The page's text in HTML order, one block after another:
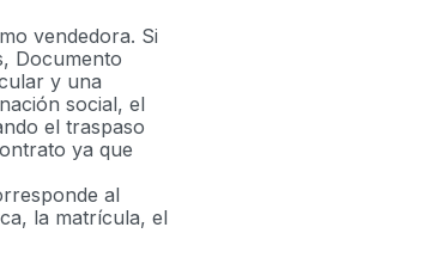
vendedora. Si
Documento
y una
social, el
el traspaso
ya que
al
la matrícula, el